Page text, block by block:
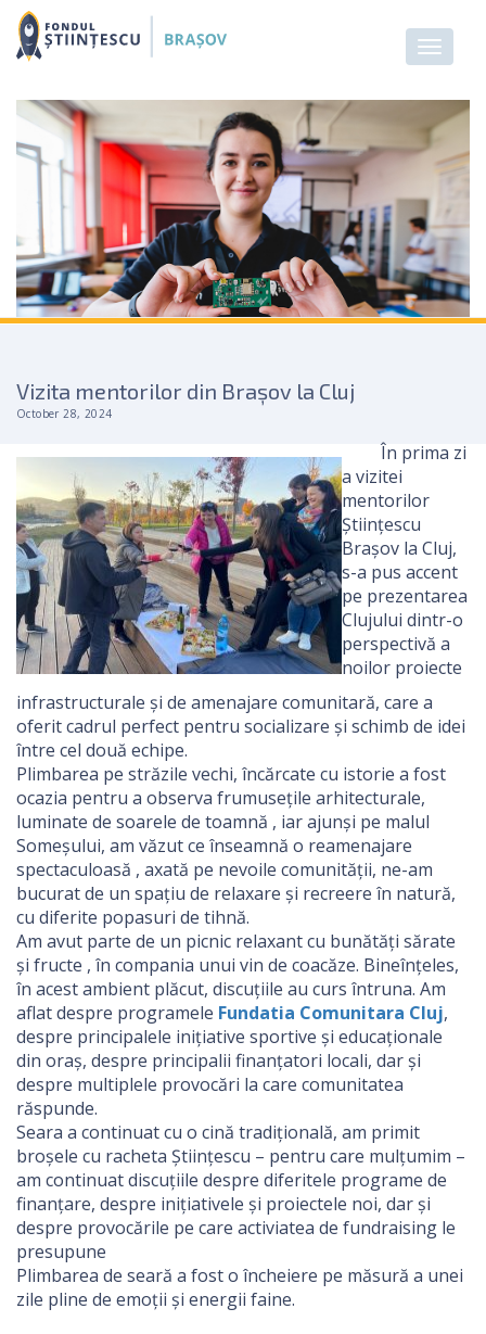
Vizita mentorilor din Brașov la Cluj
October 28, 2024
În prima zi
a vizitei
mentorilor
Științescu
Brașov la Cluj,
s-a pus accent
pe prezentarea
Clujului dintr-o
perspectivă a
noilor proiecte
infrastructurale și de amenajare comunitară, care a
oferit cadrul perfect pentru socializare și schimb de idei
între cel două echipe.
Plimbarea pe străzile vechi, încărcate cu istorie a fost
ocazia pentru a observa frumusețile arhitecturale,
luminate de soarele de toamnă , iar ajunși pe malul
Someșului, am văzut ce înseamnă o reamenajare
spectaculoasă , axată pe nevoile comunității, ne-am
bucurat de un spațiu de relaxare și recreere în natură,
cu diferite popasuri de tihnă.
Am avut parte de un picnic relaxant cu bunătăți sărate
și fructe , în compania unui vin de coacăze. Bineînțeles,
în acest ambient plăcut, discuțiile au curs întruna. Am
aflat despre programele Fundatia Comunitara Cluj,
despre principalele inițiative sportive și educaționale
din oraș, despre principalii finanțatori locali, dar și
despre multiplele provocări la care comunitatea
răspunde.
Seara a continuat cu o cină tradițională, am primit
broșele cu racheta Științescu – pentru care mulțumim –
am continuat discuțiile despre diferitele programe de
finanțare, despre inițiativele și proiectele noi, dar și
despre provocările pe care activiatea de fundraising le
presupune
Plimbarea de seară a fost o încheiere pe măsură a unei
zile pline de emoții și energii faine.